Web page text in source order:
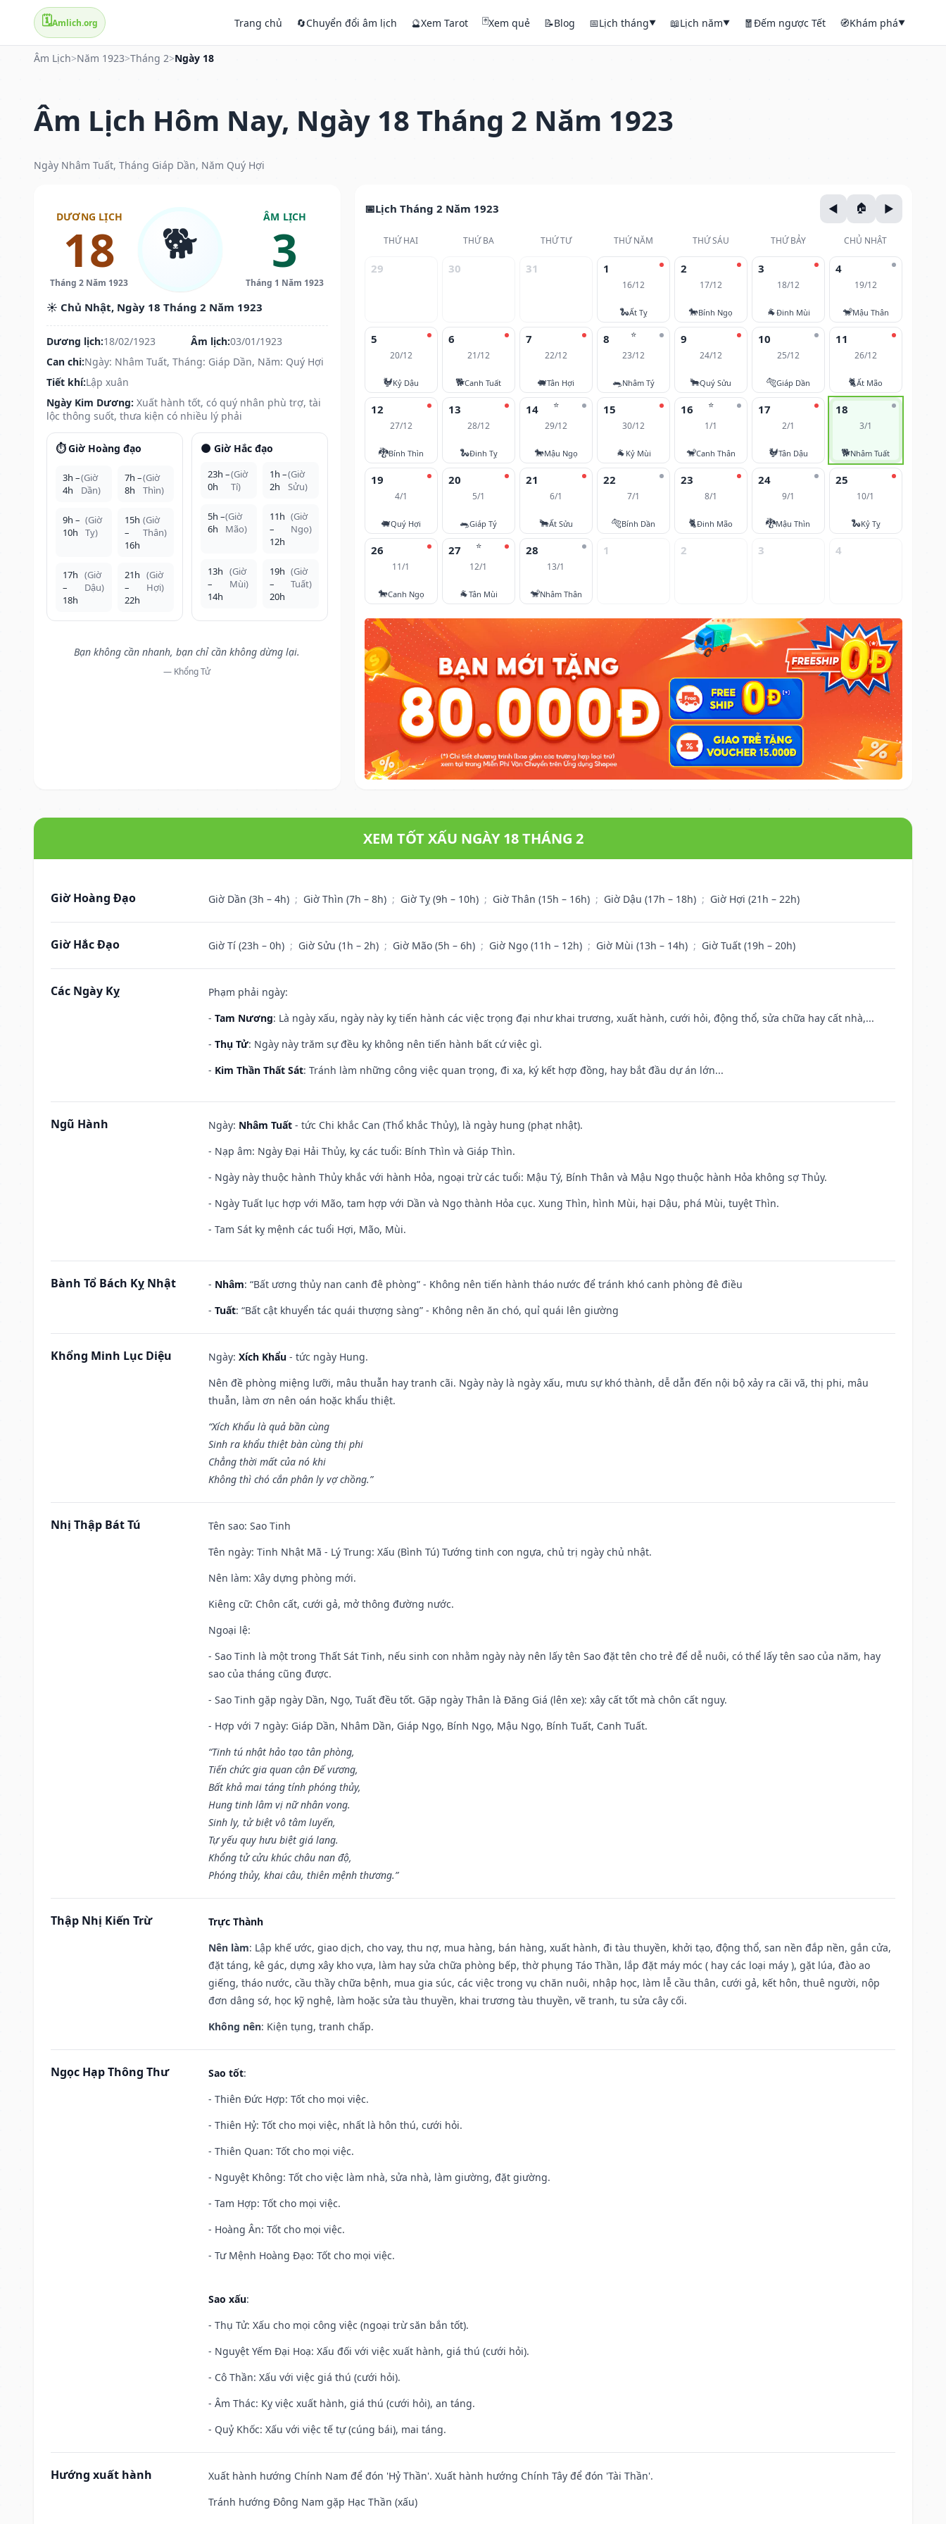
🗓️Amlich.org Trang chủ 🔄Chuyển đổi âm lịch 🔮Xem Tarot 🃏Xem quẻ 📝Blog 📅Lịch tháng▼ 📖Lịch năm▼ 🧧Đếm ngược Tết 🧭Khám phá▼
Âm Lịch>Năm 1923>Tháng 2>Ngày 18
Âm Lịch Hôm Nay, Ngày 18 Tháng 2 Năm 1923
Ngày Nhâm Tuất, Tháng Giáp Dần, Năm Quý Hợi
DƯƠNG LỊCH
18
Tháng 2 Năm 1923
🐕 ÂM LỊCH
3
Tháng 1 Năm 1923
☀️ Chủ Nhật, Ngày 18 Tháng 2 Năm 1923
Dương lịch:18/02/1923 Âm lịch:03/01/1923
Can chi:Ngày: Nhâm Tuất, Tháng: Giáp Dần, Năm: Quý Hợi
Tiết khí:Lập xuân
Ngày Kim Dương: Xuất hành tốt, có quý nhân phù trợ, tài
lộc thông suốt, thưa kiện có nhiều lý phải
⏱️ Giờ Hoàng đạo
3h –
4h
(Giờ
Dần)
7h –
8h
(Giờ
Thìn)
9h –
10h
(Giờ
Tỵ)
15h
–
16h
(Giờ
Thân)
17h
–
18h
(Giờ
Dậu)
21h
–
22h
(Giờ
Hợi)
🌑 Giờ Hắc đạo
23h –
0h
(Giờ
Tí)
1h –
2h
(Giờ
Sửu)
5h –
6h
(Giờ
Mão)
11h
–
12h
(Giờ
Ngọ)
13h
–
14h
(Giờ
Mùi)
19h
–
20h
(Giờ
Tuất)
Bạn không cần nhanh, bạn chỉ cần không dừng lại.
— Khổng Tử
Lịch Tháng 2 Năm 1923
THỨ HAI THỨ BA THỨ TƯ THỨ NĂM THỨ SÁU THỨ BẢY CHỦ NHẬT
29 30 31 1
16/12
🐍Ất Tỵ
2
17/12
🐎Bính Ngọ
3
18/12
🐐Đinh Mùi
4
19/12
🐒Mậu Thân
5
20/12
🐓Kỷ Dậu
6
21/12
🐕Canh Tuất
7
22/12
🐖Tân Hợi
⭐
8
23/12
🐀Nhâm Tý
9
24/12
🐂Quý Sửu
10
25/12
🐅Giáp Dần
11
26/12
🐈Ất Mão
12
27/12
🐉Bính Thìn
13
28/12
🐍Đinh Tỵ
⭐
14
29/12
🐎Mậu Ngọ
15
30/12
🐐 Kỷ Mùi
⭐
16
1/1
🐒Canh Thân
17
2/1
🐓Tân Dậu
18
3/1
🐕Nhâm Tuất
19
4/1
🐖Quý Hợi
20
5/1
🐀Giáp Tý
21
6/1
🐂Ất Sửu
22
7/1
🐅Bính Dần
23
8/1
🐈Đinh Mão
24
9/1
🐉Mậu Thìn
25
10/1
🐍Kỷ Tỵ
26
11/1
🐎Canh Ngọ
⭐
27
12/1
🐐Tân Mùi
28
13/1
🐒Nhâm Thân
1 2 3 4
XEM TỐT XẤU NGÀY 18 THÁNG 2
Giờ Hoàng Đạo Giờ Dần (3h – 4h) ; Giờ Thìn (7h – 8h) ; Giờ Tỵ (9h – 10h) ; Giờ Thân (15h – 16h) ; Giờ Dậu (17h – 18h) ; Giờ Hợi (21h – 22h)
Giờ Hắc Đạo Giờ Tí (23h – 0h) ; Giờ Sửu (1h – 2h) ; Giờ Mão (5h – 6h) ; Giờ Ngọ (11h – 12h) ; Giờ Mùi (13h – 14h) ; Giờ Tuất (19h – 20h)
Các Ngày Kỵ
Phạm phải ngày:
- Tam Nương: Là ngày xấu, ngày này kỵ tiến hành các việc trọng đại như khai trương, xuất hành, cưới hỏi, động thổ, sửa chữa hay cất nhà,...
- Thụ Tử: Ngày này trăm sự đều kỵ không nên tiến hành bất cứ việc gì.
- Kim Thần Thất Sát: Tránh làm những công việc quan trọng, đi xa, ký kết hợp đồng, hay bắt đầu dự án lớn...
Ngũ Hành Ngày: Nhâm Tuất - tức Chi khắc Can (Thổ khắc Thủy), là ngày hung (phạt nhật).
- Nạp âm: Ngày Đại Hải Thủy, kỵ các tuổi: Bính Thìn và Giáp Thìn.
- Ngày này thuộc hành Thủy khắc với hành Hỏa, ngoại trừ các tuổi: Mậu Tý, Bính Thân và Mậu Ngọ thuộc hành Hỏa không sợ Thủy.
- Ngày Tuất lục hợp với Mão, tam hợp với Dần và Ngọ thành Hỏa cục. Xung Thìn, hình Mùi, hại Dậu, phá Mùi, tuyệt Thìn.
- Tam Sát kỵ mệnh các tuổi Hợi, Mão, Mùi.
Bành Tổ Bách Kỵ Nhật - Nhâm: “Bất ương thủy nan canh đê phòng” - Không nên tiến hành tháo nước để tránh khó canh phòng đê điều
- Tuất: “Bất cật khuyển tác quái thượng sàng” - Không nên ăn chó, quỉ quái lên giường
Khổng Minh Lục Diệu Ngày: Xích Khẩu - tức ngày Hung.
Nên đề phòng miệng lưỡi, mâu thuẫn hay tranh cãi. Ngày này là ngày xấu, mưu sự khó thành, dễ dẫn đến nội bộ xảy ra cãi vã, thị phi, mâu
thuẫn, làm ơn nên oán hoặc khẩu thiệt.
“Xích Khẩu là quả bần cùng
Sinh ra khẩu thiệt bàn cùng thị phi
Chẳng thời mất của nó khi
Không thì chó cắn phân ly vợ chồng.”
Nhị Thập Bát Tú Tên sao: Sao Tinh
Tên ngày: Tinh Nhật Mã - Lý Trung: Xấu (Bình Tú) Tướng tinh con ngựa, chủ trị ngày chủ nhật.
Nên làm: Xây dựng phòng mới.
Kiêng cữ: Chôn cất, cưới gả, mở thông đường nước.
Ngoại lệ:
- Sao Tinh là một trong Thất Sát Tinh, nếu sinh con nhằm ngày này nên lấy tên Sao đặt tên cho trẻ để dễ nuôi, có thể lấy tên sao của năm, hay
sao của tháng cũng được.
- Sao Tinh gặp ngày Dần, Ngọ, Tuất đều tốt. Gặp ngày Thân là Đăng Giá (lên xe): xây cất tốt mà chôn cất nguy.
- Hợp với 7 ngày: Giáp Dần, Nhâm Dần, Giáp Ngọ, Bính Ngọ, Mậu Ngọ, Bính Tuất, Canh Tuất.
“Tinh tú nhật hảo tạo tân phòng,
Tiến chức gia quan cận Đế vương,
Bất khả mai táng tính phóng thủy,
Hung tinh lâm vị nữ nhân vong.
Sinh ly, tử biệt vô tâm luyến,
Tự yếu quy hưu biệt giá lang.
Khổng tử cửu khúc châu nan độ,
Phóng thủy, khai câu, thiên mệnh thương.”
Thập Nhị Kiến Trừ
Trực Thành
Nên làm: Lập khế ước, giao dịch, cho vay, thu nợ, mua hàng, bán hàng, xuất hành, đi tàu thuyền, khởi tạo, động thổ, san nền đắp nền, gắn cửa,
đặt táng, kê gác, dựng xây kho vựa, làm hay sửa chữa phòng bếp, thờ phụng Táo Thần, lắp đặt máy móc ( hay các loại máy ), gặt lúa, đào ao
giếng, tháo nước, cầu thầy chữa bệnh, mua gia súc, các việc trong vụ chăn nuôi, nhập học, làm lễ cầu thân, cưới gả, kết hôn, thuê người, nộp
đơn dâng sớ, học kỹ nghệ, làm hoặc sửa tàu thuyền, khai trương tàu thuyền, vẽ tranh, tu sửa cây cối.
Không nên: Kiện tụng, tranh chấp.
Ngọc Hạp Thông Thư Sao tốt:
- Thiên Đức Hợp: Tốt cho mọi việc.
- Thiên Hỷ: Tốt cho mọi việc, nhất là hôn thú, cưới hỏi.
- Thiên Quan: Tốt cho mọi việc.
- Nguyệt Không: Tốt cho việc làm nhà, sửa nhà, làm giường, đặt giường.
- Tam Hợp: Tốt cho mọi việc.
- Hoàng Ân: Tốt cho mọi việc.
- Tư Mệnh Hoàng Đạo: Tốt cho mọi việc.
Sao xấu:
- Thụ Tử: Xấu cho mọi công việc (ngoại trừ săn bắn tốt).
- Nguyệt Yếm Đại Hoạ: Xấu đối với việc xuất hành, giá thú (cưới hỏi).
- Cô Thần: Xấu với việc giá thú (cưới hỏi).
- Âm Thác: Kỵ việc xuất hành, giá thú (cưới hỏi), an táng.
- Quỷ Khốc: Xấu với việc tế tự (cúng bái), mai táng.
Hướng xuất hành
Xuất hành hướng Chính Nam để đón 'Hỷ Thần'. Xuất hành hướng Chính Tây để đón 'Tài Thần'.
Tránh hướng Đông Nam gặp Hạc Thần (xấu)